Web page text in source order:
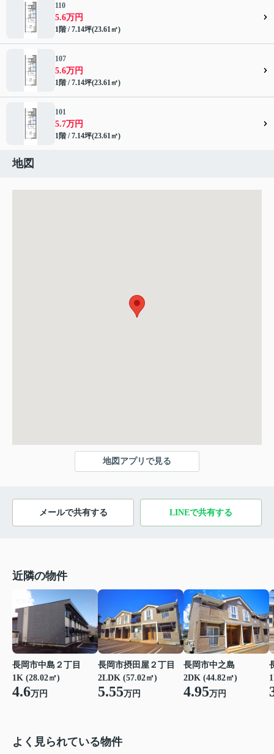
110
5.6万円
1階 / 7.14坪(23.61㎡)
107
5.6万円
1階 / 7.14坪(23.61㎡)
101
5.7万円
1階 / 7.14坪(23.61㎡)
地図
地図アプリで見る
メールで共有する LINEで共有する
近隣の物件
長岡市中島２丁目
1K (28.02㎡)
4.6万円
長岡市摂田屋２丁目
2LDK (57.02㎡)
5.55万円
長岡市中之島
2DK (44.82㎡)
4.95万円
よく見られている物件